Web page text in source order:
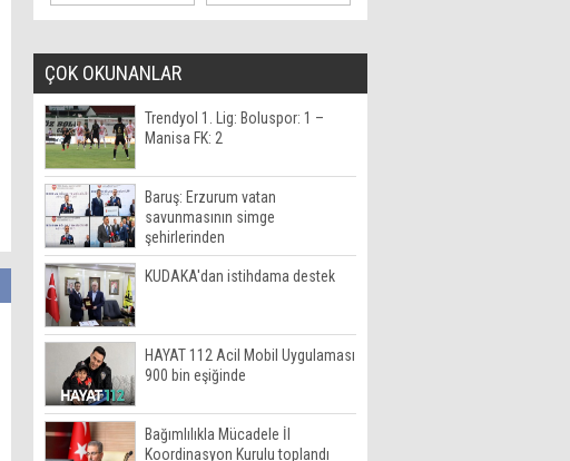
ÇOK OKUNANLAR
Trendyol 1. Lig: Boluspor: 1 –
Manisa FK: 2
Baruş: Erzurum vatan
savunmasının simge
şehirlerinden
KUDAKA'dan istihdama destek
HAYAT 112 Acil Mobil Uygulaması
900 bin eşiğinde
Bağımlılıkla Mücadele İl
Koordinasyon Kurulu toplandı